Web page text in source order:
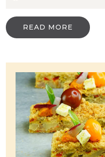
READ MORE